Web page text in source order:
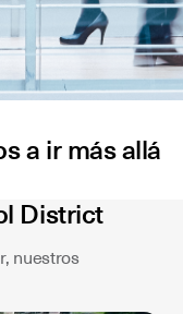
a ir más allá
District
nuestros